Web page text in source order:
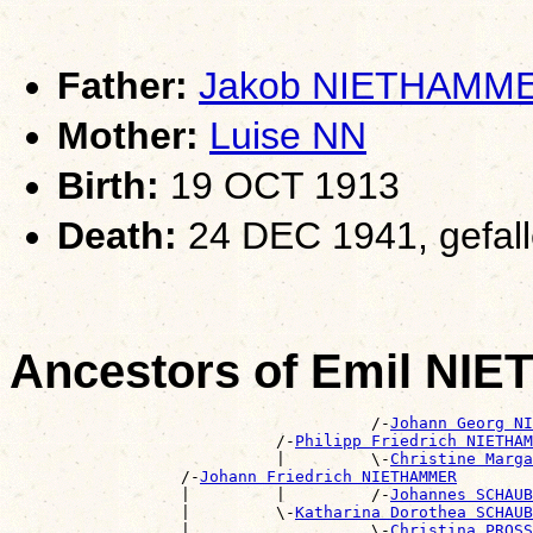
Father: Jakob
Mother: Luise NN
Birth:19 OCT 1913
Death: 24 DEC 1941,
Ancestors of Emil
                                      /-
Johann Georg
                            /-
Philipp Friedrich
                            |         \-
Christine
                  /-
Johann Friedrich NIETHAMMER
                  |         |         /-
Johannes SCHAUB
                  |         \-
Katharina Dorothea SCHAUB